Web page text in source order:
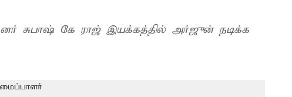
சுபாஷ் கே ராஜ் இயக்கத்தில் அர்ஜுன் நடிக்க